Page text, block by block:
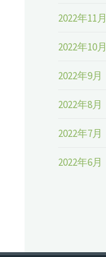
2022年11月
2022年10月
2022年9月
2022年8月
2022年7月
2022年6月